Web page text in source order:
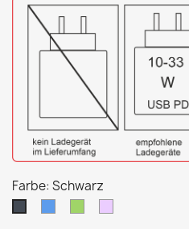
Farbe: Schwarz